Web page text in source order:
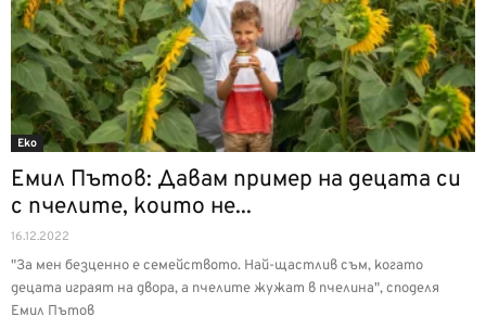
Еко
Емил Пътов: Давам пример на децата си
с пчелите, които не...
16.12.2022
"За мен безценно е семейството. Най-щастлив съм, когато
децата играят на двора, а пчелите жужат в пчелина", споделя
Емил Пътов